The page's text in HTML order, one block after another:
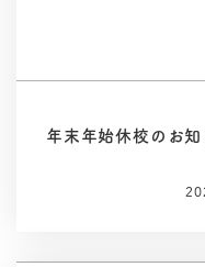
年末年始休校のお